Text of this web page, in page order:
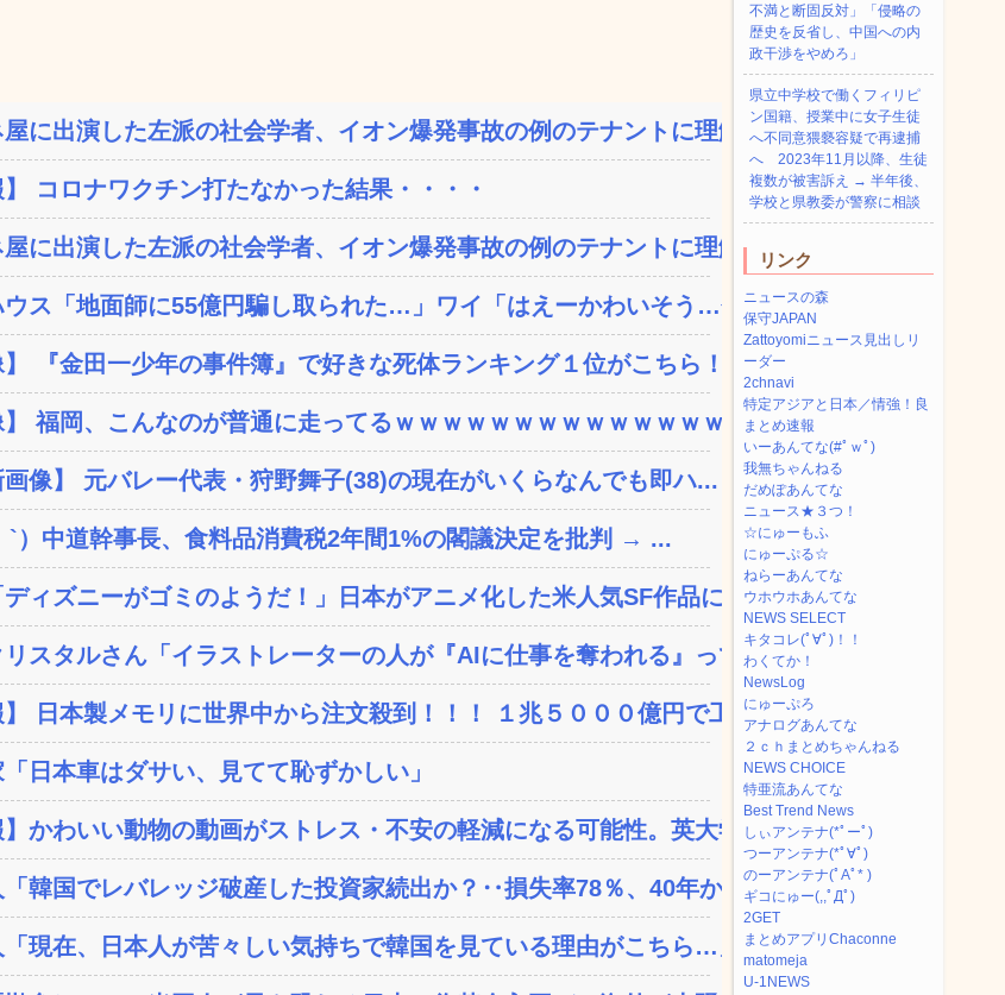
屋に出演した左派の社会学者、イオン爆発事故の例のテナントに理解を...
】 コロナワクチン打たなかった結果・・・・
屋に出演した左派の社会学者、イオン爆発事故の例のテナントに理解を...
ウス「地面師に55億円騙し取られた…」ワイ「はえーかわいそう…会...
】 『金田一少年の事件簿』で好きな死体ランキング１位がこちら！
】 福岡、こんなのが普通に走ってるｗｗｗｗｗｗｗｗｗｗｗｗｗｗｗ...
画像】 元バレー代表・狩野舞子(38)の現在がいくらなんでも即ハ...
`）中道幹事長、食料品消費税2年間1%の閣議決定を批判 → ...
ィズニーがゴミのようだ！」日本がアニメ化した米人気SF作品に絶...
リスタルさん「イラストレーターの人が『AIに仕事を奪われる』って...
】 日本製メモリに世界中から注文殺到！！！ １兆５０００億円で工...
日本車はダサい、見てて恥ずかしい」
】かわいい動物の動画がストレス・不安の軽減になる可能性。英大学の...
韓国でレバレッジ破産した投資家続出か？‥損失率78％、40年か...
「現在、日本人が苦々しい気持ちで韓国を見ている理由がこちら…」→...
不満と断固反対」「侵略の
歴史を反省し、中国への内
政干渉をやめろ」
県立中学校で働くフィリピ
ン国籍、授業中に女子生徒
へ不同意猥褻容疑で再逮捕
へ 2023年11月以降、生徒
複数が被害訴え → 半年後、
学校と県教委が警察に相談
リンク
ニュースの森
保守JAPAN
Zattoyomiニュース見出しリ
ーダー
2chnavi
特定アジアと日本／情強！良
まとめ速報
いーあんてな(#ﾟｗﾟ)
我無ちゃんねる
だめぽあんてな
ニュース★３つ！
☆にゅーもふ
にゅーぷる☆
ねらーあんてな
ウホウホあんてな
NEWS SELECT
キタコレ(ﾟ∀ﾟ)！！
わくてか！
NewsLog
にゅーぷろ
アナログあんてな
２ｃｈまとめちゃんねる
NEWS CHOICE
特亜流あんてな
Best Trend News
しぃアンテナ(*ﾟーﾟ)
つーアンテナ(*ﾟ∀ﾟ)
のーアンテナ(ﾟAﾟ* )
ギコにゅー(,,ﾟДﾟ)
2GET
まとめアプリChaconne
matomeja
U-1NEWS